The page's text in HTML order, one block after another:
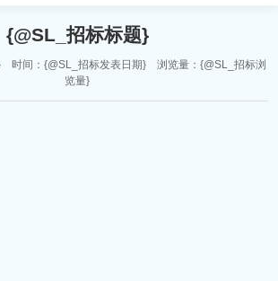
{@SL_招标标题}
时间：{@SL_招标发表日期} 浏览量：{@SL_招标浏
览量}